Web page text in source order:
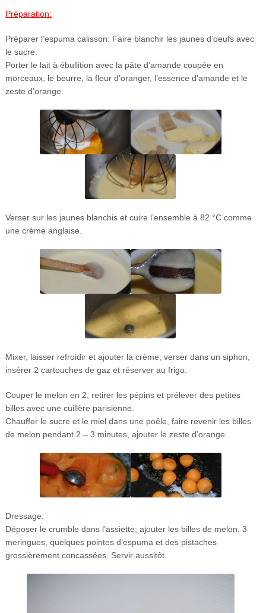
Préparation:
Préparer l’espuma calisson: Faire blanchir les jaunes d’oeufs avec
le sucre.
Porter le lait à ébullition avec la pâte d’amande coupée en
morceaux, le beurre, la fleur d’oranger, l’essence d’amande et le
zeste d’orange.
Verser sur les jaunes blanchis et cuire l’ensemble à 82 °C comme
une crème anglaise.
Mixer, laisser refroidir et ajouter la crème; verser dans un siphon,
insérer 2 cartouches de gaz et réserver au frigo.
Couper le melon en 2, retirer les pépins et prélever des petites
billes avec une cuillère parisienne.
Chauffer le sucre et le miel dans une poêle, faire revenir les billes
de melon pendant 2 – 3 minutes, ajouter le zeste d’orange.
Dressage:
Déposer le crumble dans l’assiette; ajouter les billes de melon, 3
meringues, quelques pointes d’espuma et des pistaches
grossièrement concassées. Servir aussitôt.